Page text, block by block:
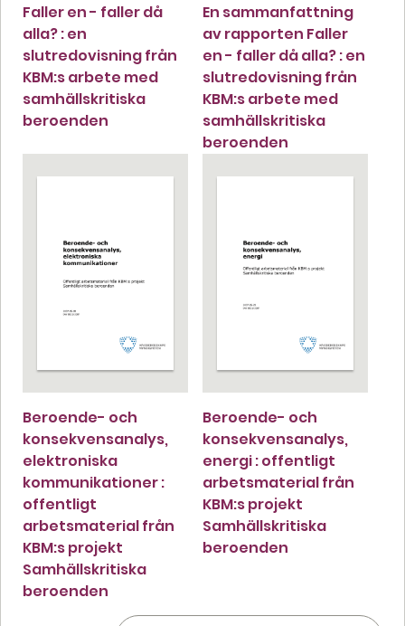
Faller en - faller då
alla? : en
slutredovisning från
KBM:s arbete med
samhällskritiska
beroenden
En sammanfattning
av rapporten Faller
en - faller då alla? : en
slutredovisning från
KBM:s arbete med
samhällskritiska
beroenden
Beroende- och
konsekvensanalys,
elektroniska
kommunikationer :
offentligt
arbetsmaterial från
KBM:s projekt
Samhällskritiska
beroenden
Beroende- och
konsekvensanalys,
energi : offentligt
arbetsmaterial från
KBM:s projekt
Samhällskritiska
beroenden